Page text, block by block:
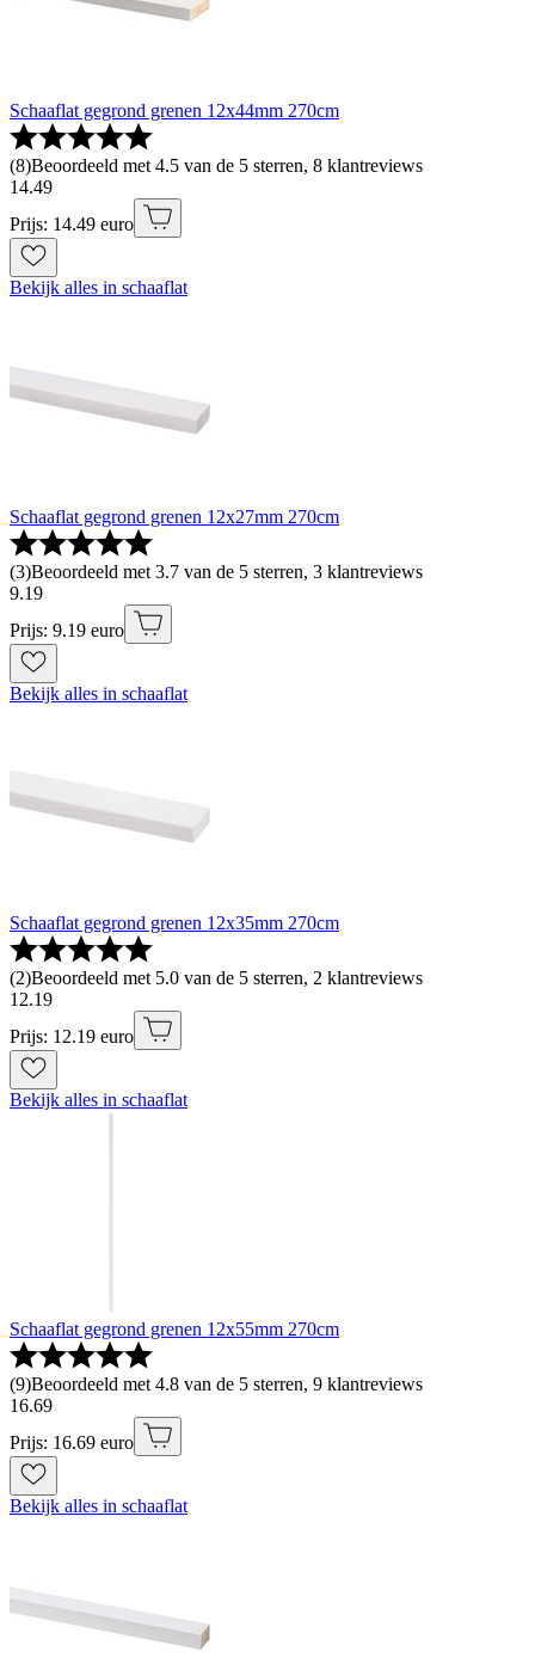
Schaaflat gegrond grenen 12x44mm 270cm
(8)Beoordeeld met 4.5 van de 5 sterren, 8 klantreviews
14.49
Prijs: 14.49 euro
Bekijk alles in schaaflat
Schaaflat gegrond grenen 12x27mm 270cm
(3)Beoordeeld met 3.7 van de 5 sterren, 3 klantreviews
9.19
Prijs: 9.19 euro
Bekijk alles in schaaflat
Schaaflat gegrond grenen 12x35mm 270cm
(2)Beoordeeld met 5.0 van de 5 sterren, 2 klantreviews
12.19
Prijs: 12.19 euro
Bekijk alles in schaaflat
Schaaflat gegrond grenen 12x55mm 270cm
(9)Beoordeeld met 4.8 van de 5 sterren, 9 klantreviews
16.69
Prijs: 16.69 euro
Bekijk alles in schaaflat